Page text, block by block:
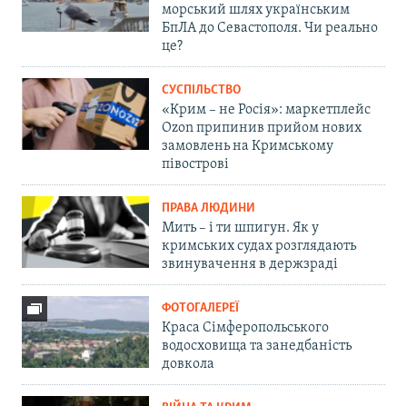
морський шлях українським
БпЛА до Севастополя. Чи реально
це?
СУСПІЛЬСТВО
«Крим – не Росія»: маркетплейс
Ozon припинив прийом нових
замовлень на Кримському
півострові
ПРАВА ЛЮДИНИ
Мить – і ти шпигун. Як у
кримських судах розглядають
звинувачення в держзраді
ФОТОГАЛЕРЕЇ
Краса Сімферопольського
водосховища та занедбаність
довкола